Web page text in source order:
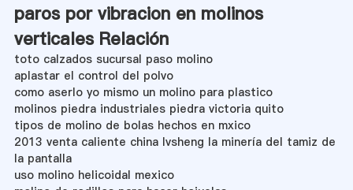
paros por vibracion en molinos
verticales Relación
toto calzados sucursal paso molino
aplastar el control del polvo
como aserlo yo mismo un molino para plastico
molinos piedra industriales piedra victoria quito
tipos de molino de bolas hechos en mxico
2013 venta caliente china lvsheng la minería del tamiz de
la pantalla
uso molino helicoidal mexico